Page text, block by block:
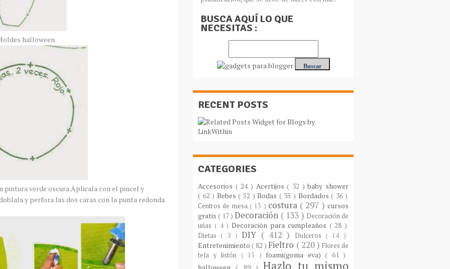
halloween
pintura verde oscura.Aplicala con el pincel y
y perfora las dos caras con la punta redonda
BUSCA AQUÍ LO QUE
NECESITAS :
RECENT POSTS
CATEGORIES
Accesorios ( 24 ) Acertijos( 32 )baby shower
( 62 ) Bebes( 52 )Bodas ( 35 ) Bordados( 36 )
Centros de mesa ( 13 ) costura ( 297 )cursos
gratis( 17 )Decoración ( 133 ) Decoración de
uñas ( 4 )Decoración para cumpleaños ( 28 )
Dietas ( 5 )DIY ( 412 ) Dulceros ( 14 )
Entretenimiento( 82 ) Fieltro ( 220 ) Flores de
tela y listón ( 15 ) foami(goma eva)( 61 )
Hazlo tu mismo